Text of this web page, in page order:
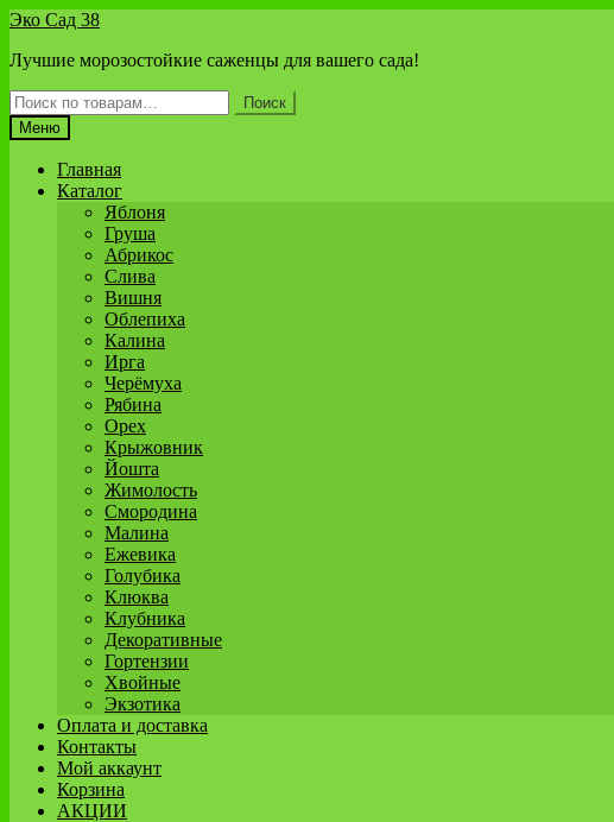
Перейти
навигации
Перейти
содержимому
Эко Сад 38
Лучшие морозостойкие саженцы для вашего сада!
Искать:
Поиск
Меню
Главная
Каталог
Яблоня
Груша
Абрикос
Слива
Вишня
Облепиха
Калина
Ирга
Черёмуха
Рябина
Орех
Крыжовник
Йошта
Жимолость
Смородина
Малина
Ежевика
Голубика
Клюква
Клубника
Декоративные
Гортензии
Хвойные
Экзотика
Оплата и доставка
Контакты
Мой аккаунт
Корзина
АКЦИИ